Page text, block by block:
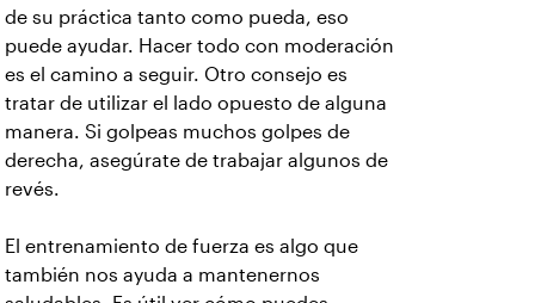
de su práctica tanto como pueda, eso
puede ayudar. Hacer todo con moderación
es el camino a seguir. Otro consejo es
tratar de utilizar el lado opuesto de alguna
manera. Si golpeas muchos golpes de
derecha, asegúrate de trabajar algunos de
revés.
El entrenamiento de fuerza es algo que
también nos ayuda a mantenernos